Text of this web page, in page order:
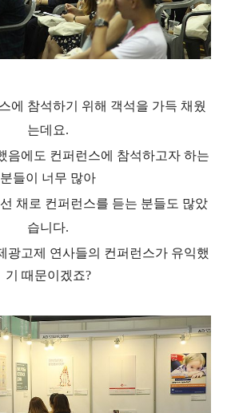
에 참석하기 위해 객석을 가득 채웠
는데요.
음에도 컨퍼런스에 참석하고자 하는
분들이 너무 많아
채로 컨퍼런스를 듣는 분들도 많았
습니다.
광고제 연사들의 컨퍼런스가 유익했
기 때문이겠죠?